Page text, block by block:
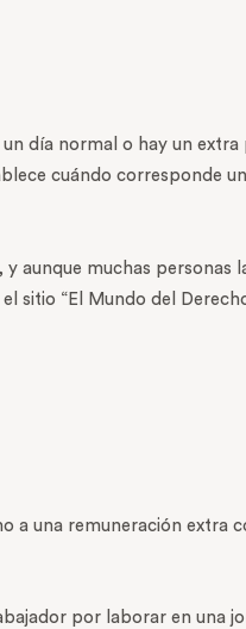
día normal o hay un extra
cuándo corresponde
aunque muchas personas
sitio “El Mundo del
a una remuneración extra
por laborar en una